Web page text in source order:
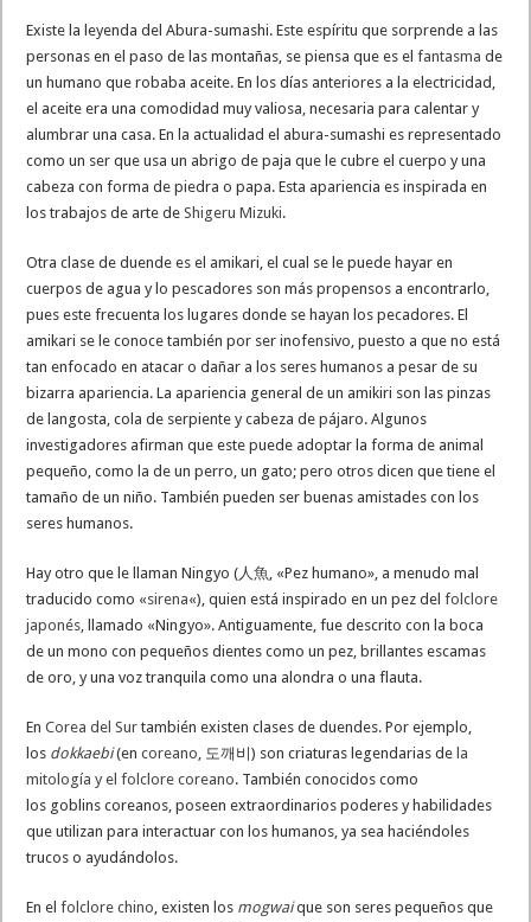
Existe la leyenda del Abura-sumashi. Este espíritu que sorprende a las
personas en el paso de las montañas, se piensa que es elfantasma de
un humano que robaba aceite. En los días anteriores a la electricidad,
el aceite era una comodidad muy valiosa, necesaria para calentar y
alumbrar una casa. En la actualidad el abura-sumashi es representado
como un ser que usa un abrigo de paja que le cubre el cuerpo y una
cabeza con forma de piedra o papa. Esta apariencia es inspirada en
los trabajos de arte deShigeru Mizuki.
Otra clase de duende es el amikari, el cual se le puede hayar en
cuerpos de agua y lo pescadores son más propensos a encontrarlo,
pues este frecuenta los lugares donde se hayan los pecadores. El
amikari se le conoce también por ser inofensivo, puesto a que no está
tan enfocado en atacar o dañar a los seres humanos a pesar de su
bizarra apariencia. La apariencia general de un amikiri son las pinzas
de langosta, cola de serpiente y cabeza de pájaro. Algunos
investigadores afirman que este puede adoptar la forma de animal
pequeño, como la de un perro, un gato; pero otros dicen que tiene el
tamaño de un niño. También pueden ser buenas amistades con los
seres humanos.
Hay otro que le llaman Ningyo (人魚, «Pez humano», a menudo mal
traducido como «sirena«), quien está inspirado en un pez delfolclore
japonés , llamado «Ningyo». Antiguamente, fue descrito con la boca
de un mono con pequeños dientes como un pez, brillantes escamas
de oro, y una voz tranquila como una alondra o una flauta.
EnCorea del Sur también existen clases de duendes. Por ejemplo,
los dokkaebi(encoreano , 도깨비) son criaturas legendarias de la
mitología y el folclore coreano. También conocidos como
los goblins coreanos, poseen extraordinarios poderes y habilidades
que utilizan para interactuar con los humanos, ya sea haciéndoles
trucos o ayudándolos.
En elfolclore chino , existen los mogwaique son seres pequeños que